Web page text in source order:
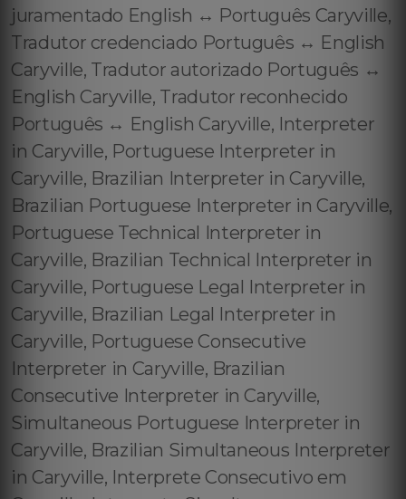
juramentado English ↔️ Português Caryville,
Tradutor credenciado Português ↔️ English
Caryville, Tradutor autorizado Português ↔️
English Caryville, Tradutor reconhecido
Português ↔️ English Caryville, Interpreter
in Caryville, Portuguese Interpreter in
Caryville, Brazilian Interpreter in Caryville,
Brazilian Portuguese Interpreter in Caryville,
Portuguese Technical Interpreter in
Caryville, Brazilian Technical Interpreter in
Caryville, Portuguese Legal Interpreter in
Caryville, Brazilian Legal Interpreter in
Caryville, Portuguese Consecutive
Interpreter in Caryville, Brazilian
Consecutive Interpreter in Caryville,
Simultaneous Portuguese Interpreter in
Caryville, Brazilian Simultaneous Interpreter
in Caryville, Interprete Consecutivo em